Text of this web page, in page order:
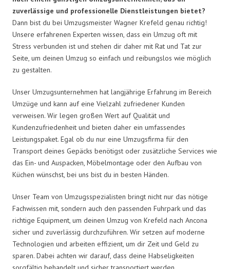
zuverlässige und professionelle Dienstleistungen bietet?
Dann bist du bei Umzugsmeister Wagner Krefeld genau richtig!
Unsere erfahrenen Experten wissen, dass ein Umzug oft mit
Stress verbunden ist und stehen dir daher mit Rat und Tat zur
Seite, um deinen Umzug so einfach und reibungslos wie möglich
zu gestalten.
Unser Umzugsunternehmen hat langjährige Erfahrung im Bereich
Umzüge und kann auf eine Vielzahl zufriedener Kunden
verweisen. Wir legen großen Wert auf Qualität und
Kundenzufriedenheit und bieten daher ein umfassendes
Leistungspaket. Egal ob du nur eine Umzugsfirma für den
Transport deines Gepäcks benötigst oder zusätzliche Services wie
das Ein- und Auspacken, Möbelmontage oder den Aufbau von
Küchen wünschst, bei uns bist du in besten Händen.
Unser Team von Umzugsspezialisten bringt nicht nur das nötige
Fachwissen mit, sondern auch den passenden Fuhrpark und das
richtige Equipment, um deinen Umzug von Krefeld nach Ancona
sicher und zuverlässig durchzuführen. Wir setzen auf moderne
Technologien und arbeiten effizient, um dir Zeit und Geld zu
sparen. Dabei achten wir darauf, dass deine Habseligkeiten